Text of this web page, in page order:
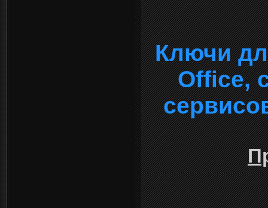
Ключи
Office,